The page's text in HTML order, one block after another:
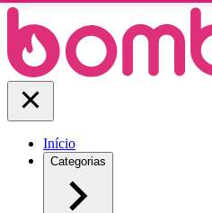
Início
Categorias